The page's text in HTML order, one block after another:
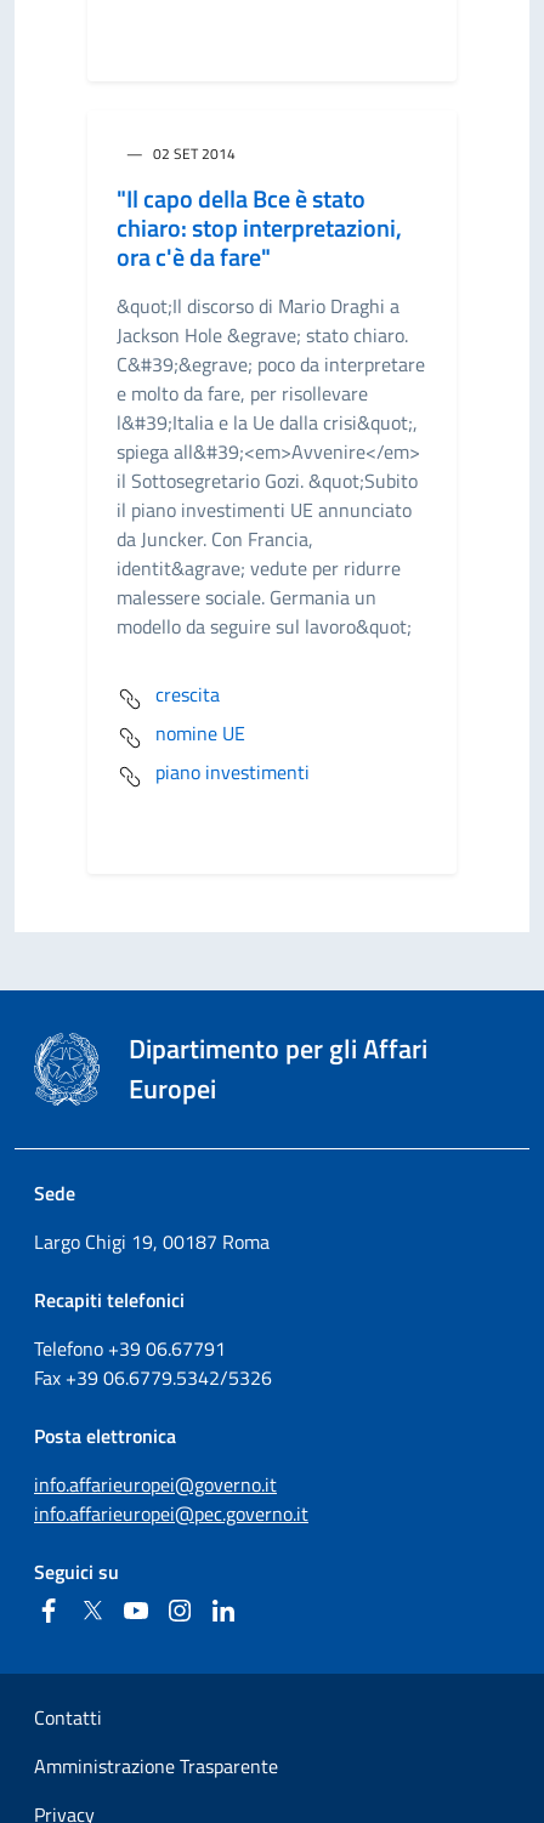
02 SET 2014
"Il capo della Bce è stato
chiaro: stop interpretazioni,
ora c'è da fare"
&quot;Il discorso di Mario Draghi a
Jackson Hole &egrave; stato chiaro.
C&#39;&egrave; poco da interpretare
e molto da fare, per risollevare
l&#39;Italia e la Ue dalla crisi&quot;,
spiega all&#39;<em>Avvenire</em>
il Sottosegretario Gozi. &quot;Subito
il piano investimenti UE annunciato
da Juncker. Con Francia,
identit&agrave; vedute per ridurre
malessere sociale. Germania un
modello da seguire sul lavoro&quot;
crescita
nomine UE
piano investimenti
Dipartimento per gli Affari
Europei
Sede
Largo Chigi 19, 00187 Roma
Recapiti telefonici
Telefono +3906.67791
Fax +3906.6779.5342/5326
Posta elettronica
info.affarieuropei@governo.it
info.affarieuropei@pec.governo.it
Seguici su
FacebookTwitter YouTubeInstagram
Sezione Link Utili
Contatti
Amministrazione Trasparente
Privacy